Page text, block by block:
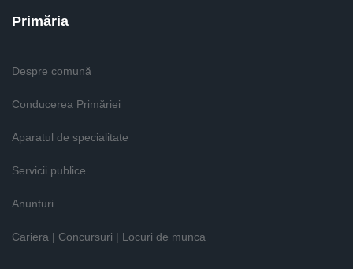
Primăria
Despre comună
Conducerea Primăriei
Aparatul de specialitate
Servicii publice
Anunturi
Cariera | Concursuri | Locuri de munca